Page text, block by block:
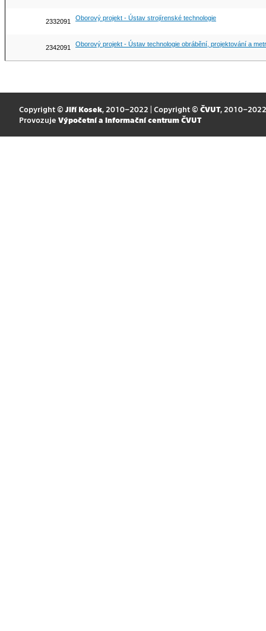
2332091 Oborový projekt - Ústav strojírenské technologie
2342091 Oborový projekt - Ústav technologie obrábění, projektování a
Copyright © Jiří Kosek, 2010–2022 | Copyright © ČVUT, 2010–2022
Provozuje Výpočetní a informační centrum ČVUT